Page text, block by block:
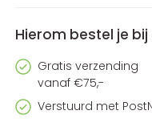
Hierom bestel je bij
Gratis verzending
vanaf €75,-
Verstuurd met